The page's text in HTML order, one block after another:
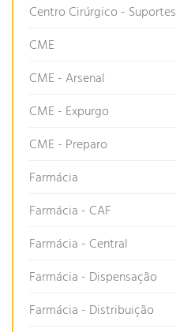
Centro Cirúrgico - Suportes
CME
CME - Arsenal
CME - Expurgo
CME - Preparo
Farmácia
Farmácia - CAF
Farmácia - Central
Farmácia - Dispensação
Farmácia - Distribuição